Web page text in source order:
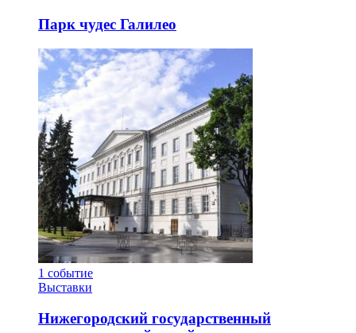
Парк чудес Галилео
1 событие
Выставки
Нижегородский государственный